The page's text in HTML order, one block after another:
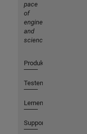
pace
of
engineering
and
science
Produkte
Testen oder Kaufen
Lernen
Support